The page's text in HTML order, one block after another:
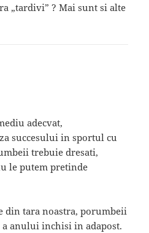
„tardivi” ? Mai sunt si alte
adecvat,
succesului in sportul cu
trebuie dresati,
le putem pretinde
din tara noastra, porumbeii
anului inchisi in adapost.